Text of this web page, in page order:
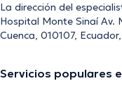
La dirección del
Hospital Monte Sinaí Av.
Cuenca, 010107,
Servicios populares